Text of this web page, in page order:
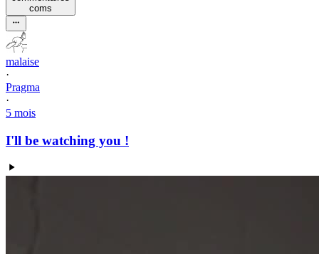
coms
malaise
·
Pragma
·
5 mois
I'll be watching you !